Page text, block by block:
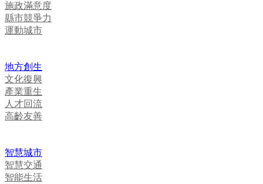
施政滿意度
縣市競爭力
運動城市
地方創生
文化復興
產業重生
人才回流
高齡友善
智慧城市
智慧交通
智能生活